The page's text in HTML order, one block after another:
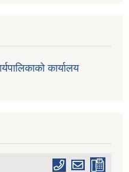
कार्यालय